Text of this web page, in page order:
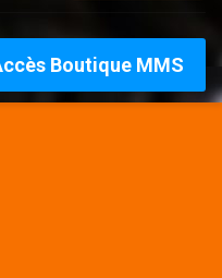
Boutique MMS